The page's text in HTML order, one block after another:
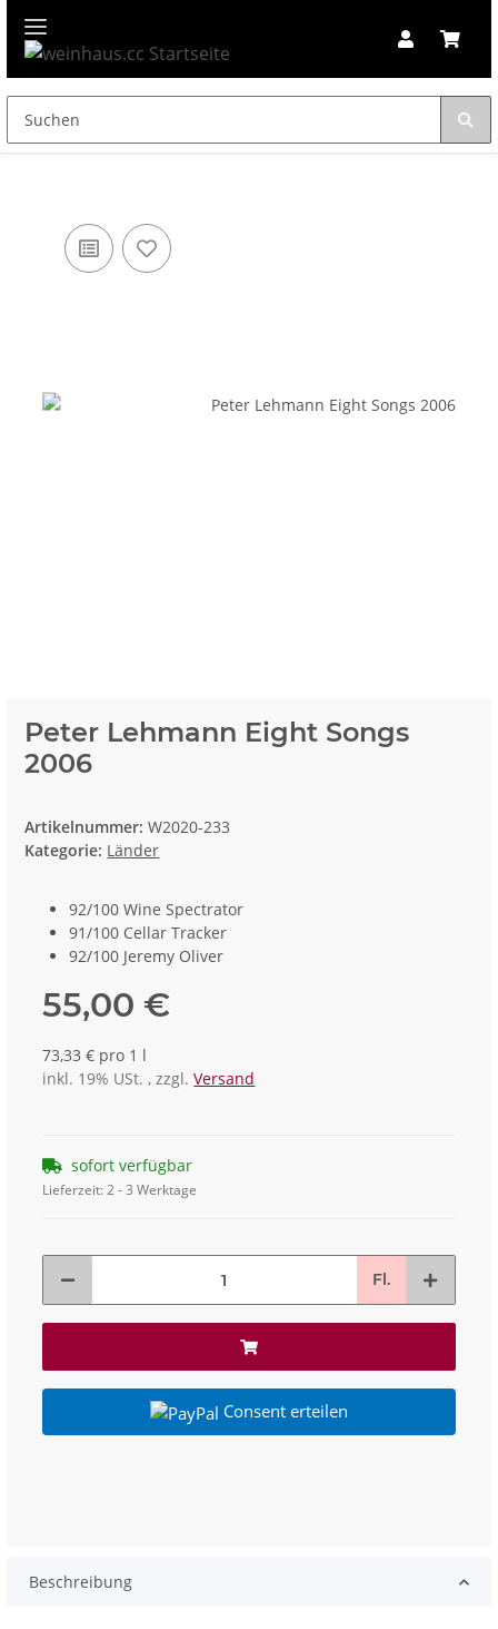
Peter Lehmann Eight Songs
2006
Artikelnummer:W2020-233
Kategorie: Länder
92/100 Wine Spectrator
91/100 Cellar Tracker
92/100 Jeremy Oliver
55,00 €
73,33 € pro 1 l
inkl. 19% USt. , zzgl.Versand
sofort verfügbar
Lieferzeit:2 - 3 Werktage
Fl.
Consent erteilen
Beschreibung